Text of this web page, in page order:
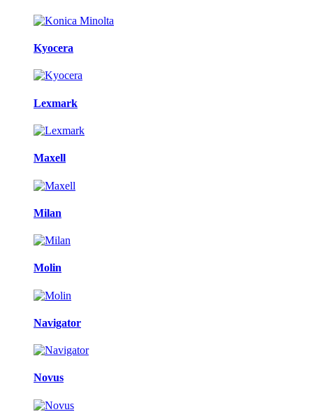
Kyocera
Lexmark
Maxell
Milan
Molin
Navigator
Novus